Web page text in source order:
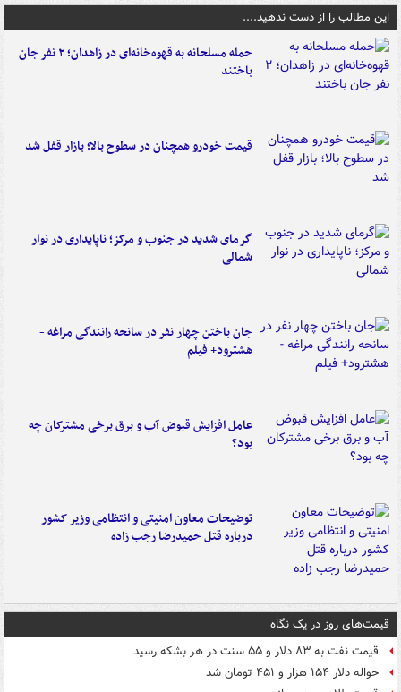
این مطالب را از دست ندهید....
حمله مسلحانه به قهوه‌خانه‌ای در زاهدان؛ ۲ نفر جان
باختند
قیمت خودرو همچنان در سطوح بالا؛ بازار قفل شد
گرمای شدید در جنوب و مرکز؛ ناپایداری در نوار
شمالی
جان باختن چهار نفر در سانحه رانندگی مراغه -
هشترود+ فیلم
عامل افزایش قبوض آب و برق برخی مشترکان چه
بود؟
توضیحات معاون امنیتی و انتظامی وزیر کشور
درباره قتل حمیدرضا رجب زاده
قیمت‌های روز در یک نگاه
قیمت نفت به ۸۳ دلار و ۵۵ سنت در هر بشکه رسید
حواله دلار ۱۵۴ هزار و ۴۵۱ تومان شد